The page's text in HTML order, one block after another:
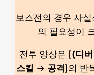
보스전의 경우 사
의 필요성이
전투 양상은 [(디
스킬 → 공격]의 반